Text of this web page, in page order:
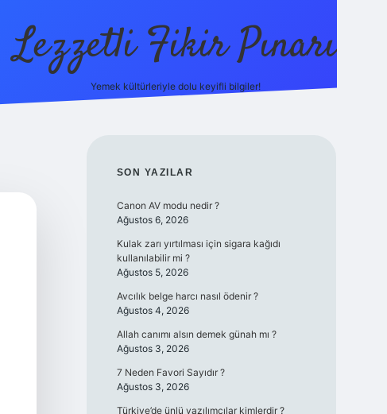
Lezzetli Fikir Pınarı
Yemek kültürleriyle dolu keyifli bilgiler!
SIDEBAR
SON YAZILAR
Canon AV modu nedir ?
Ağustos 6, 2026
Kulak zarı yırtılması için sigara kağıdı
kullanılabilir mi ?
Ağustos 5, 2026
Avcılık belge harcı nasıl ödenir ?
Ağustos 4, 2026
Allah canımı alsın demek günah mı ?
Ağustos 3, 2026
7 Neden Favori Sayıdır ?
Ağustos 3, 2026
Türkiye’de ünlü yazılımcılar kimlerdir ?